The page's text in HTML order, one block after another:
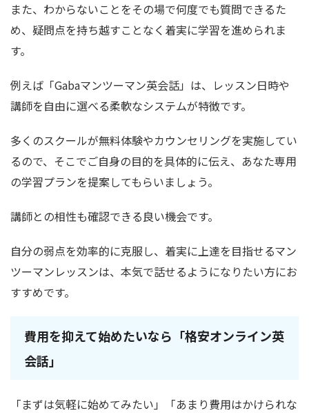
また、わからないことをその場で何度でも質問できるた
め、疑問点を持ち越すことなく着実に学習を進められま
す。
例えば「Gabaマンツーマン英会話」は、レッスン日時や
講師を自由に選べる柔軟なシステムが特徴です。
多くのスクールが無料体験やカウンセリングを実施してい
るので、そこでご自身の目的を具体的に伝え、あなた専用
の学習プランを提案してもらいましょう。
講師との相性も確認できる良い機会です。
自分の弱点を効率的に克服し、着実に上達を目指せるマン
ツーマンレッスンは、本気で話せるようになりたい方にお
すすめです。
費用を抑えて始めたいなら「格安オンライン英
会話」
「まずは気軽に始めてみたい」「あまり費用はかけられな